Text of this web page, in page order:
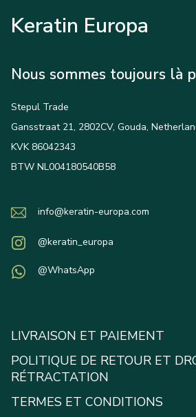
Keratin Europa
Nous sommes toujours là
Stepul Trade
Gansstraat 21, 2802CV, Gouda,
KVK 86042343
BTW NL004180540B58
info@keratin-europa.com
@keratin_europa
@WhatsApp
LIVRAISON ET PAIEMENT
POLITIQUE DE RETOUR ET
RÉTRACTATION
TERMES ET CONDITIONS